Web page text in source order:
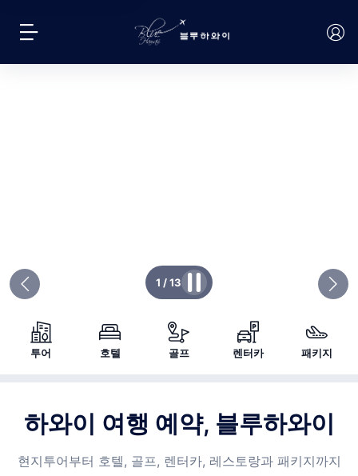
블루하와이 상품 검색
검색
1 /13
투어 호텔 골프 렌터카 패키지
하와이 여행 예약, 블루하와이
현지투어부터 호텔, 골프, 렌터카, 레스토랑과 패키지까지